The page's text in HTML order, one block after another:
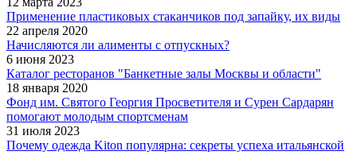
Применение пластиковых стаканчиков под запайку, их виды
22 апреля 2020
Начисляются ли алименты с отпускных?
6 июня 2023
Каталог ресторанов "Банкетные залы Москвы и области"
18 января 2020
Фонд им. Святого Георгия Просветителя и Сурен Сардарян
помогают молодым спортсменам
31 июля 2023
Почему одежда Kiton популярна: секреты успеха итальянской